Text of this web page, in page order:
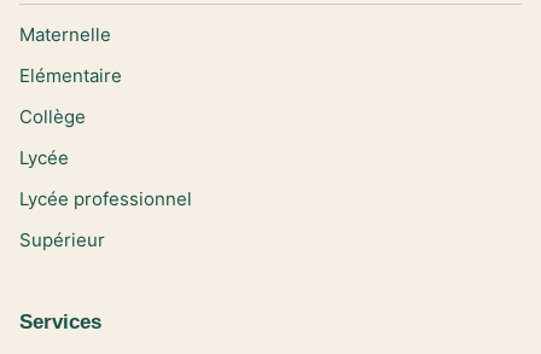
Maternelle
Elémentaire
Collège
Lycée
Lycée professionnel
Supérieur
Services